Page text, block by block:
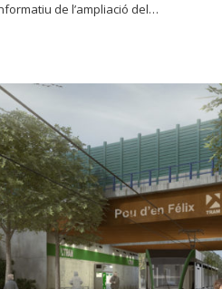
de l’ampliació del…